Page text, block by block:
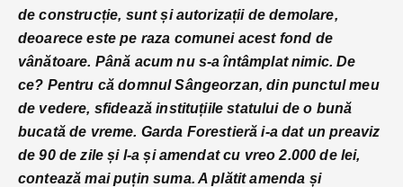
de construcție, sunt și autorizații de demolare,
deoarece este pe raza comunei acest fond de
vânătoare. Până acum nu s-a întâmplat nimic. De
ce? Pentru că domnul Sângeorzan, din punctul meu
de vedere, sfidează instituțiile statului de o bună
bucată de vreme. Garda Forestieră i-a dat un preaviz
de 90 de zile și l-a și amendat cu vreo 2.000 de lei,
contează mai puțin suma. A plătit amenda și